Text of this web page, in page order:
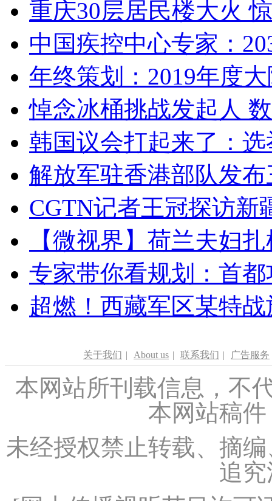
重庆30层居民楼大火
中国疾控中心专家：
年终策划：2019年度
悼念冰桶挑战发起人
韩国议会打起来了：
解放军驻香港部队发
CGTN记者王冠探访新
【微视界】荷兰夫妇
专家带你看规划：首
超燃！西藏军区某特
关于我们 | About us | 联系我们 | 广告服务
本网站所刊载信息，不
本网站稿
未经授权禁止转载、摘
追